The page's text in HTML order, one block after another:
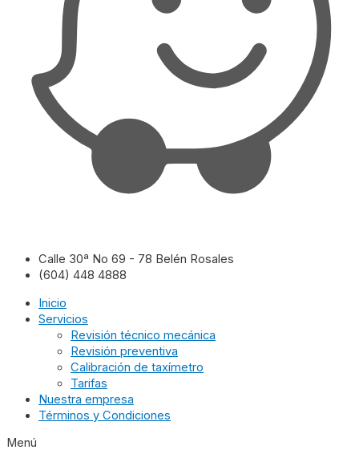
Calle 30ª No 69 - 78 Belén Rosales
(604) 448 4888
Inicio
Servicios
Revisión técnico mecánica
Revisión preventiva
Calibración de taxímetro
Tarifas
Nuestra empresa
Términos y Condiciones
Menú